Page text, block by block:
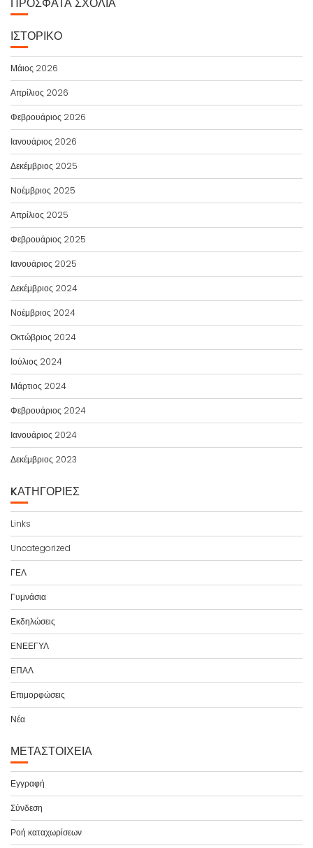
ΙΣΤΟΡΙΚΌ
Μάιος 2026
Απρίλιος 2026
Φεβρουάριος 2026
Ιανουάριος 2026
Δεκέμβριος 2025
Νοέμβριος 2025
Απρίλιος 2025
Φεβρουάριος 2025
Ιανουάριος 2025
Δεκέμβριος 2024
Νοέμβριος 2024
Οκτώβριος 2024
Ιούλιος 2024
Μάρτιος 2024
Φεβρουάριος 2024
Ιανουάριος 2024
Δεκέμβριος 2023
KΑΤΗΓΟΡΊΕΣ
Links
Uncategorized
ΓΕΛ
Γυμνάσια
Εκδηλώσεις
ΕΝΕΕΓΥΛ
ΕΠΑΛ
Επιμορφώσεις
Νέα
ΜΕΤΑΣΤΟΙΧΕΊΑ
Εγγραφή
Σύνδεση
Ροή καταχωρίσεων